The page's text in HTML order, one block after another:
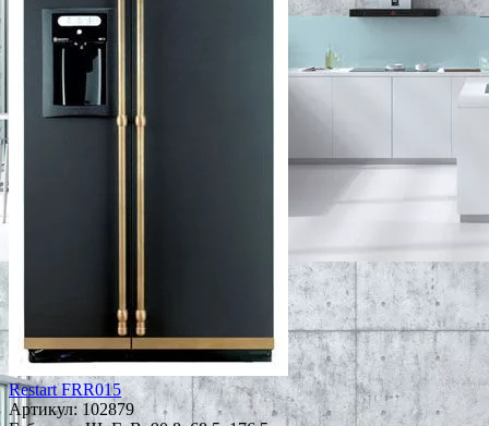
Restart FRR015
Артикул:102879